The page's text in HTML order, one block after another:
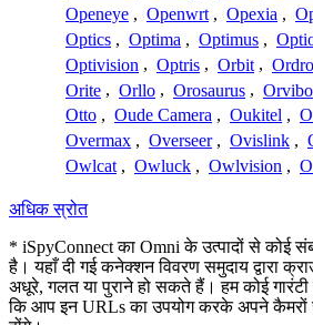
Openeye , Openwrt , Opexia ,
Optics , Optima , Optimus ,
Optivision , Optris , Orbit , Ordro
Orite , Orllo , Orosaurus , Orvibo
Otto , Oude Camera , Oukitel ,
Overmax , Overseer , Ovislink ,
Owlcat , Owluck , Owlvision ,
अधिक स्रोत
* iSpyConnect का Omni के उत्पादों से कोई
है। यहाँ दी गई कनेक्शन विवरण समुदाय द्वारा
अधूरे, गलत या पुराने हो सकते हैं। हम कोई गारंटी
कि आप इन URLs का उपयोग करके अपने